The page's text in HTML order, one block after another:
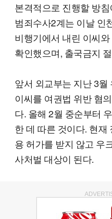
본격적으로 진행할 방
범죄수사2계는 이날 인
비행기에서 내린 이씨
확인했으며, 출국금지
앞서 외교부는 지난 3
이씨를 여권법 위반 혐
다. 올해 2월 중순부터
한 데 따른 것이다. 현
용 허가를 받지 않고 우
사처벌 대상이 된다.